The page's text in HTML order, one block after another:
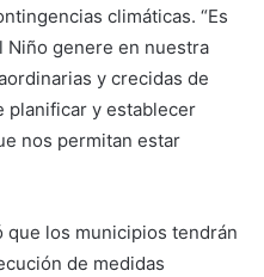
climáticas. “Es
Niño genere en nuestra
y crecidas de
planificar y establecer
nos permitan estar
que los municipios tendrán
de medidas